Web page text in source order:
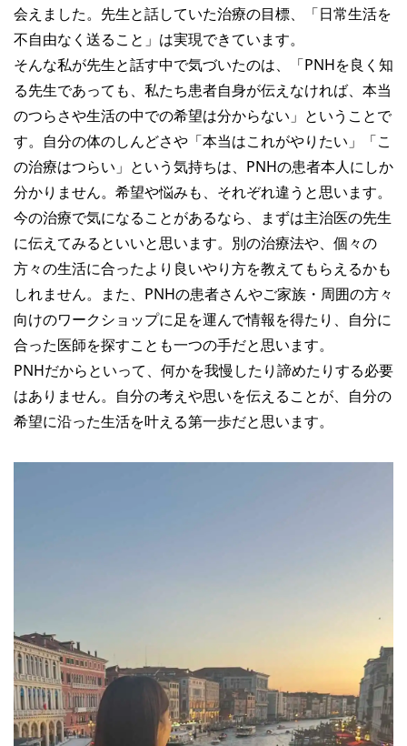
会えました。先生と話していた治療の目標、「日常生活を
不自由なく送ること」は実現できています。
そんな私が先生と話す中で気づいたのは、「PNHを良く知
る先生であっても、私たち患者自身が伝えなければ、本当
のつらさや生活の中での希望は分からない」ということで
す。自分の体のしんどさや「本当はこれがやりたい」「こ
の治療はつらい」という気持ちは、PNHの患者本人にしか
分かりません。希望や悩みも、それぞれ違うと思います。
今の治療で気になることがあるなら、まずは主治医の先生
に伝えてみるといいと思います。別の治療法や、個々の
方々の生活に合ったより良いやり方を教えてもらえるかも
しれません。また、PNHの患者さんやご家族・周囲の方々
向けのワークショップに足を運んで情報を得たり、自分に
合った医師を探すことも一つの手だと思います。
PNHだからといって、何かを我慢したり諦めたりする必要
はありません。自分の考えや思いを伝えることが、自分の
希望に沿った生活を叶える第一歩だと思います。